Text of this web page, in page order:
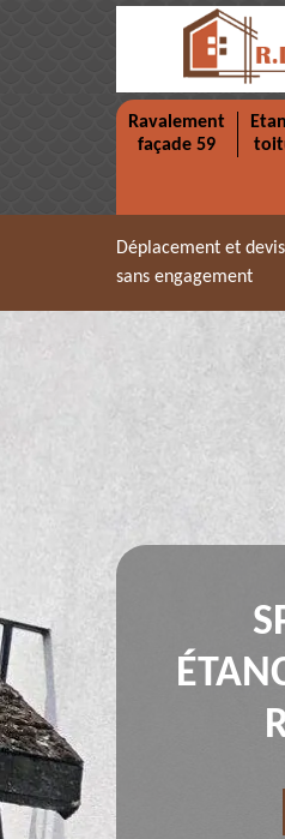
Ravalement
façade 59
Déplacement et
sans engagement